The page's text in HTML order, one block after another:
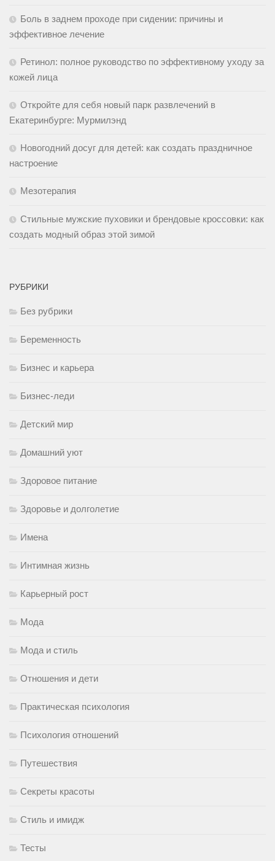
Боль в заднем проходе при сидении: причины и
эффективное лечение
Ретинол: полное руководство по эффективному уходу за
кожей лица
Откройте для себя новый парк развлечений в
Екатеринбурге: Мурмилэнд
Новогодний досуг для детей: как создать праздничное
настроение
Мезотерапия
Стильные мужские пуховики и брендовые кроссовки: как
создать модный образ этой зимой
РУБРИКИ
Без рубрики
Беременность
Бизнес и карьера
Бизнес-леди
Детский мир
Домашний уют
Здоровое питание
Здоровье и долголетие
Имена
Интимная жизнь
Карьерный рост
Мода
Мода и стиль
Отношения и дети
Практическая психология
Психология отношений
Путешествия
Секреты красоты
Стиль и имидж
Тесты